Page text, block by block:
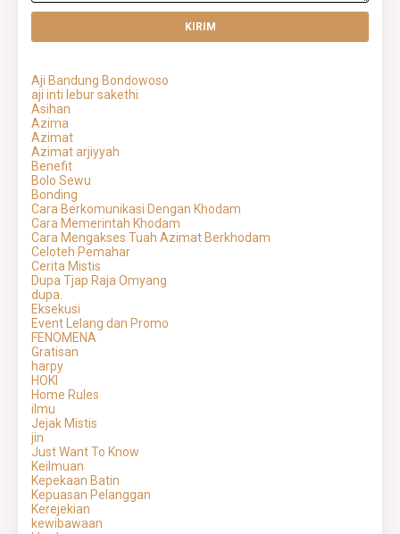
Aji Bandung Bondowoso
aji inti lebur sakethi
Asihan
Azima
Azimat
Azimat arjiyyah
Benefit
Bolo Sewu
Bonding
Cara Berkomunikasi Dengan Khodam
Cara Memerintah Khodam
Cara Mengakses Tuah Azimat Berkhodam
Celoteh Pemahar
Cerita Mistis
Dupa Tjap Raja Omyang
dupa.
Eksekusi
Event Lelang dan Promo
FENOMENA
Gratisan
harpy
HOKI
Home Rules
ilmu
Jejak Mistis
jin
Just Want To Know
Keilmuan
Kepekaan Batin
Kepuasan Pelanggan
Kerejekian
kewibawaan